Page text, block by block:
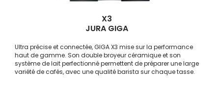
X3
JURA GIGA
Ultra précise et connectée, GIGA X3 mise sur la performance
haut de gamme. Son double broyeur céramique et son
système de lait perfectionné permettent de préparer une large
variété de cafés, avec une qualité barista sur chaque tasse.